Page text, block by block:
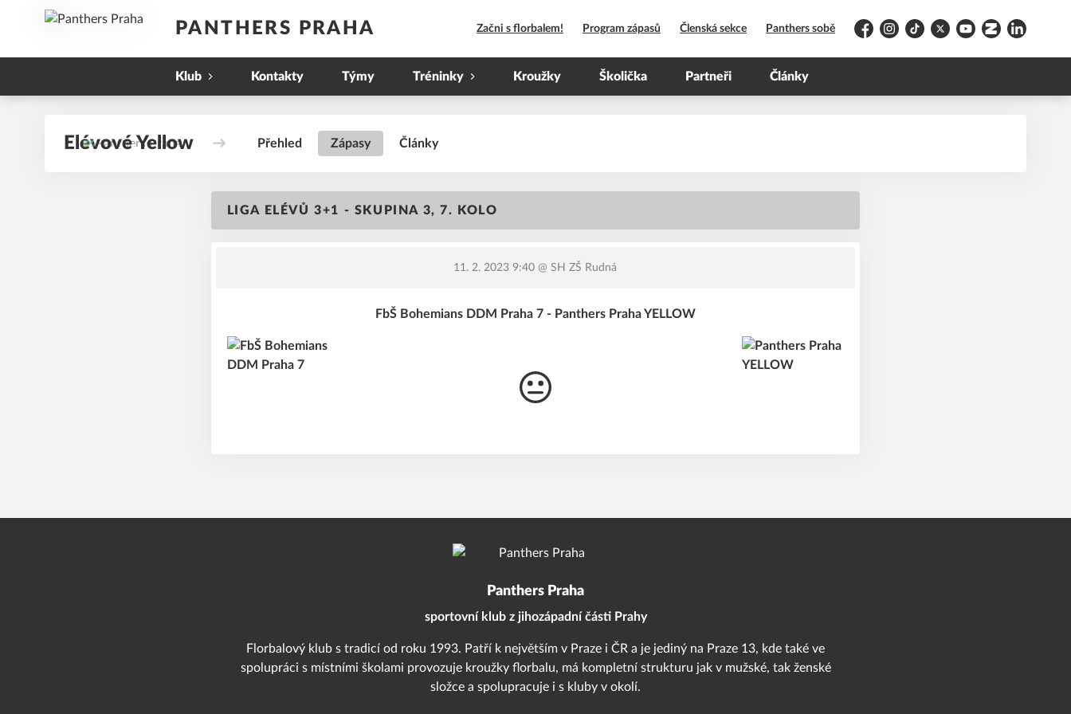
PANTHERS PRAHA Začni s florbalem! Program zápasů Členská sekce Panthers sobě
FacebookInstagram
TikTokPlatform X
YouTubeZoneramaLinkedIn
Klub Kontakty Týmy Tréninky Kroužky Školička Partneři Články
Elévové Yellow Přehled Zápasy Články
LIGA ELÉVŮ 3+1 - SKUPINA 3, 7. KOLO
11. 2. 2023 9:40 @ SH ZŠ Rudná
FbŠ Bohemians DDM Praha 7 - Panthers Praha YELLOW
Panthers Praha
sportovní klub z jihozápadní části Prahy
Florbalový klub s tradicí od roku 1993. Patří k největším v Praze i ČR a je jediný na Praze 13, kde také ve
spolupráci s místními školami provozuje kroužky florbalu, má kompletní strukturu jak v mužské, tak ženské
složce a spolupracuje i s kluby v okolí.